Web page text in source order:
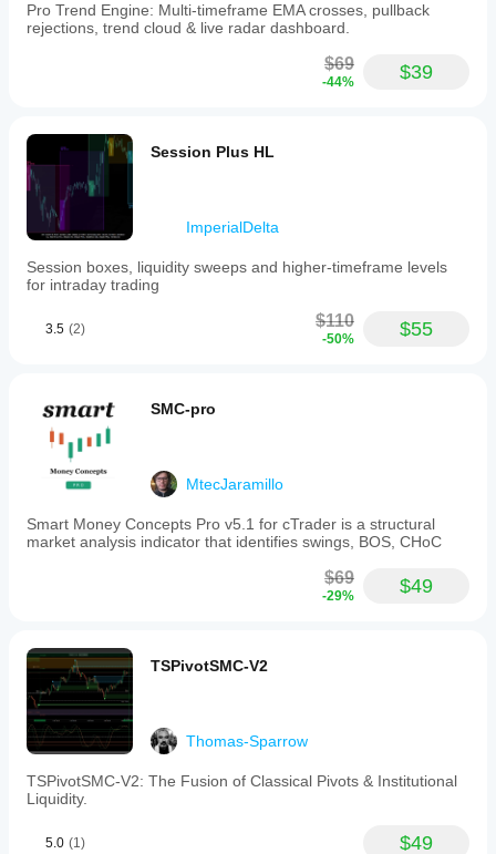
Pro Trend Engine: Multi-timeframe EMA crosses, pullback
rejections, trend cloud & live radar dashboard.
$69
-44% $39
Session Plus HL
ImperialDelta
Session boxes, liquidity sweeps and higher‑timeframe levels
for intraday trading
3.5 (2) $110
-50% $55
SMC-pro
MtecJaramillo
Smart Money Concepts Pro v5.1 for cTrader is a structural
market analysis indicator that identifies swings, BOS, CHoC
$69
-29% $49
TSPivotSMC-V2
Thomas-Sparrow
TSPivotSMC-V2: The Fusion of Classical Pivots & Institutional
Liquidity.
5.0 (1) $49